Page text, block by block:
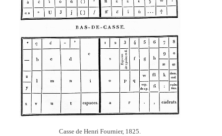
Casse de Henri Fournier, 1825.